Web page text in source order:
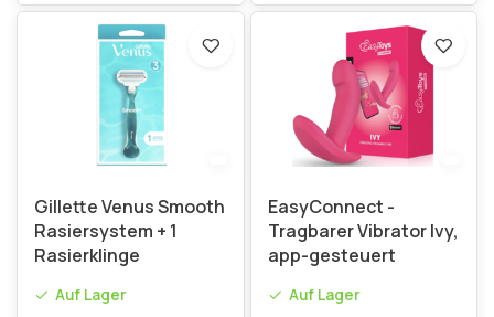
Gillette Venus Smooth
Rasiersystem + 1
Rasierklinge
Auf Lager
EasyConnect -
Tragbarer Vibrator Ivy,
app-gesteuert
Auf Lager